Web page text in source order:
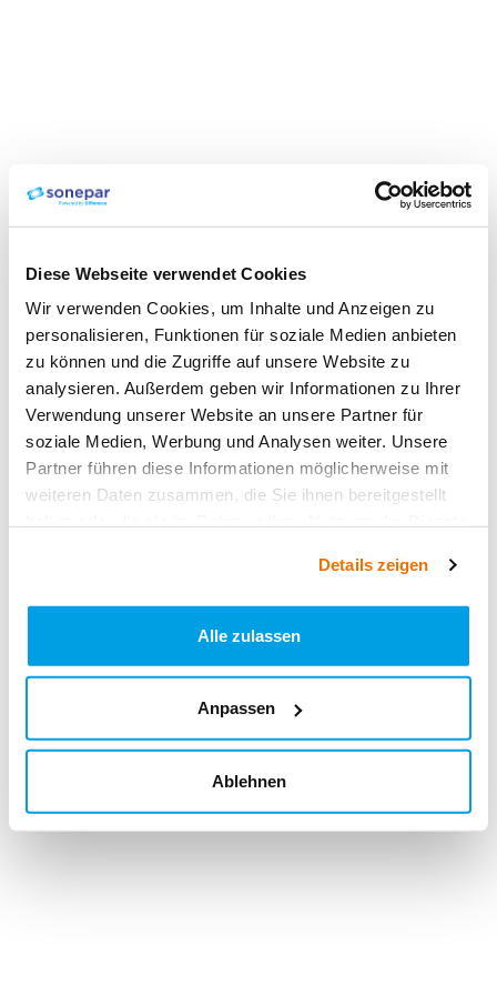
Diese Webseite verwendet Cookies
Wir verwenden Cookies, um Inhalte und Anzeigen zu
personalisieren, Funktionen für soziale Medien anbieten
zu können und die Zugriffe auf unsere Website zu
analysieren. Außerdem geben wir Informationen zu Ihrer
Verwendung unserer Website an unsere Partner für
soziale Medien, Werbung und Analysen weiter. Unsere
Partner führen diese Informationen möglicherweise mit
weiteren Daten zusammen, die Sie ihnen bereitgestellt
Details zeigen
Alle zulassen
Anpassen
Ablehnen